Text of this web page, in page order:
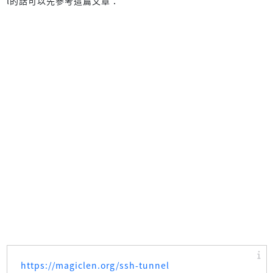
https://magiclen.org/ssh-tunnel